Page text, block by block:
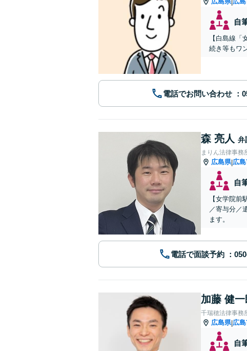
|
自
【白島線
続き等もワ
電話でお問い合わせ
森 亮人 弁
まりん法律事務
広島県|広
自
【女学院
／寄与分／
ます。
電話で面談予約
加藤 健
千瑞穂法律事務
広島県|広
自